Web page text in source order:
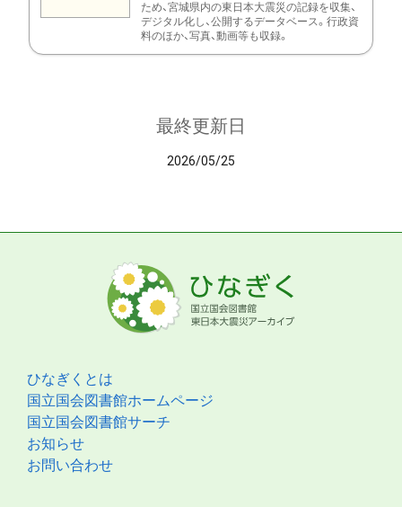
ため、宮城県内の東日本大震災の記録を収集、
デジタル化し、公開するデータベース。行政資
料のほか、写真、動画等も収録。
最終更新日
2026/05/25
ひなぎくとは
国立国会図書館ホームページ
国立国会図書館サーチ
お知らせ
お問い合わせ